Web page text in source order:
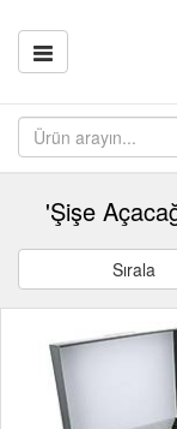
'Şişe
Sırala